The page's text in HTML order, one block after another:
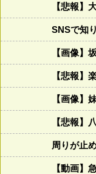
【悲報
SNSで知
【画像】
【悲報】
【画像】
【悲報】
周りが止
【動画】